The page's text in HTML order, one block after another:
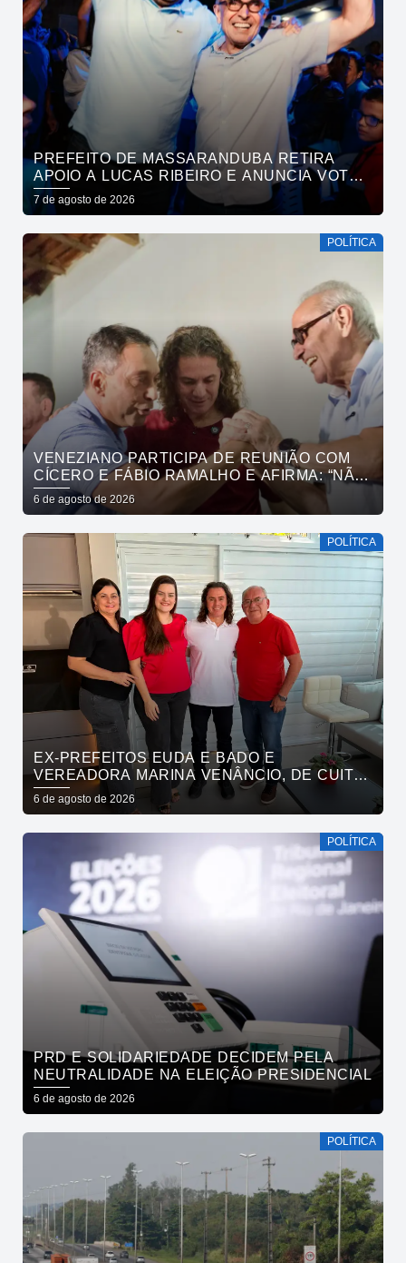
PREFEITO DE MASSARANDUBA RETIRA
APOIO A LUCAS RIBEIRO E ANUNCIA VOTO
EM CÍCERO PARA O GOVERNO
7 de agosto de 2026
POLÍTICA
VENEZIANO PARTICIPA DE REUNIÃO COM
CÍCERO E FÁBIO RAMALHO E AFIRMA: “NÃO
ESTAMOS COMPRANDO CONSCIÊNCIAS,
MAS MOSTRANDO TRABALHO
6 de agosto de 2026
POLÍTICA
EX-PREFEITOS EUDA E BADO E
VEREADORA MARINA VENÂNCIO, DE CUITÉ,
REAFIRMAM APOIO A CÍCERO, VENEZIANO E
ANDRÉ GADELHA
6 de agosto de 2026
POLÍTICA
PRD E SOLIDARIEDADE DECIDEM PELA
NEUTRALIDADE NA ELEIÇÃO PRESIDENCIAL
6 de agosto de 2026
POLÍTICA